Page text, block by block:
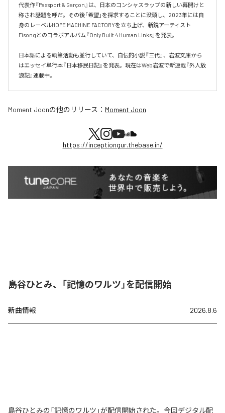
代表作『Passport & Garçon』は、日本のコンシャスラップの新しい幕開けと
称され話題を呼だ。その後「希望」を探求することに没頭し、2023年には自
身のレーベルHOPE MACHINE FACTORYを立ち上げ、新鋭アーティスト
Fisongとのコラボアルバム『Only Built 4 Human Links』を発表。
日本語による執筆活動も並行していて、自伝的小説『三代』、岩波文庫から
はエッセイ単行本『日本移民日記』を発表。現在はWeb岩波で新連載『外人放
浪記』連載中。
Moment Joonの他のリリース： Moment Joon
https://inceptiongur.thebase.in/
島谷ひとみ、「記憶のワルツ」を配信開始
新曲情報 2026.8.6
島谷ひとみの「記憶のワルツ」が配信開始された。今回デジタル配